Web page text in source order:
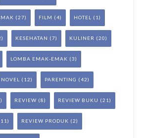
(27) FILM (4) HOTEL (1)
KESEHATAN (7) KULINER (20)
LOMBA EMAK-EMAK (3)
NOVEL (12) PARENTING (42)
REVIEW (8) REVIEW BUKU (21)
REVIEW PRODUK (2)